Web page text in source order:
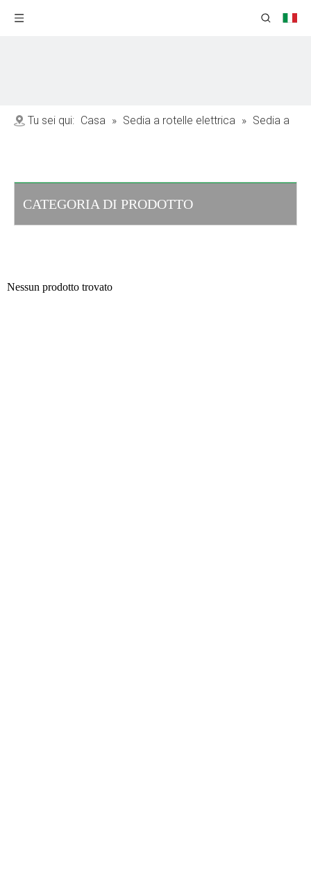
Tu sei qui: Casa » Sedia a rotelle elettrica » Sedia a
CATEGORIA DI PRODOTTO
Nessun prodotto trovato